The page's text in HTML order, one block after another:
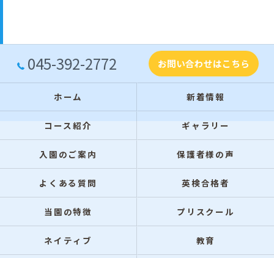
045-392-2772 お問い合わせはこちら
ホーム 新着情報
コース紹介 ギャラリー
入園のご案内 保護者様の声
よくある質問 英検合格者
当園の特徴 プリスクール
ネイティブ 教育